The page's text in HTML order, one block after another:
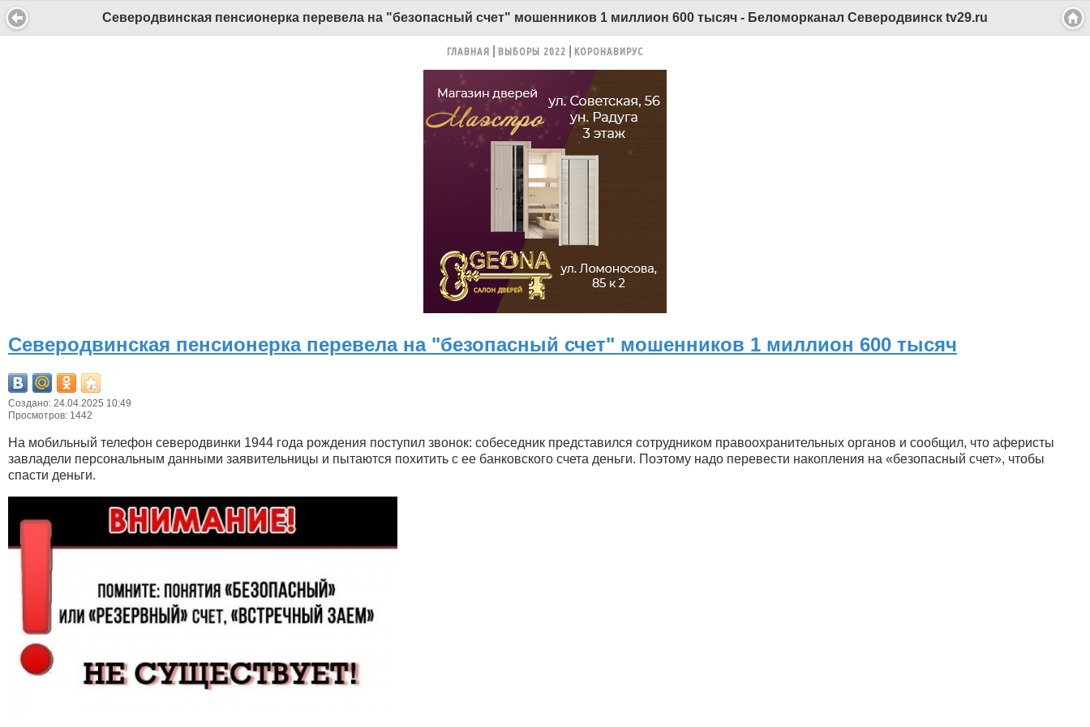
Северодвинская пенсионерка перевела на "безопасный счет" мошенников 1 миллион 600 тысяч - Беломорканал Северодвинск tv29.ru
ГЛАВНАЯ ВЫБОРЫ 2022 КОРОНАВИРУС
Северодвинская пенсионерка перевела на "безопасный счет" мошенников 1 миллион 600 тысяч
Создано: 24.04.2025 10:49
Просмотров: 1442
На мобильный телефон северодвинки 1944 года рождения поступил звонок: собеседник представился сотрудником правоохранительных органов и сообщил, что аферисты
завладели персональным данными заявительницы и пытаются похитить с ее банковского счета деньги. Поэтому надо перевести накопления на «безопасный счет», чтобы
спасти деньги.